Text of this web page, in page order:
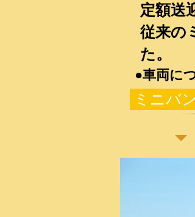
定額送
従来の
た。
●車両に
ミニバ